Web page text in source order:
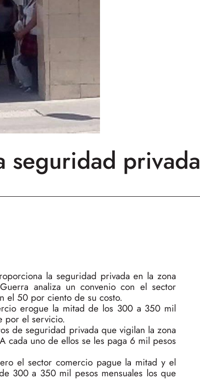
seguridad privada
la seguridad privada en la zona
Guerra analiza un convenio con el sector
el 50 por ciento de su costo.
erogue la mitad de los 300 a 350 mil
por el servicio.
de seguridad privada que vigilan la zona
uno de ellos se les paga 6 mil pesos
el sector comercio pague la mitad y el
300 a 350 mil pesos mensuales los que